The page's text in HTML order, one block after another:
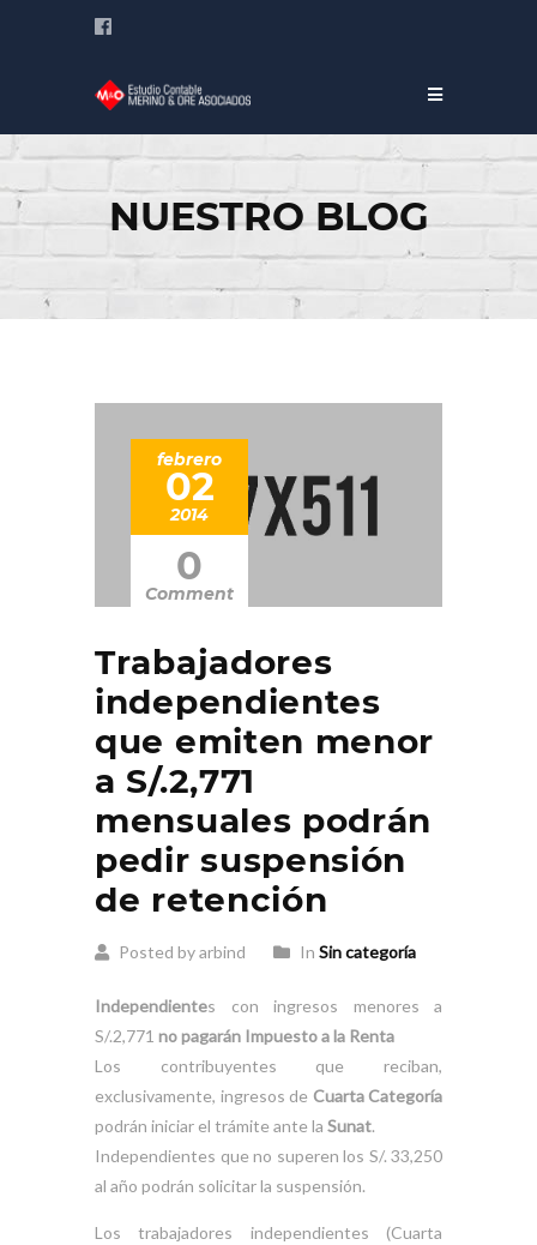
NUESTRO BLOG
febrero
02
2014
0
Comment
Trabajadores
independientes
que emiten menor
a S/.2,771
mensuales podrán
pedir suspensión
de retención
Posted by arbind In Sin categoría
Independientes con ingresos menores a
S/.2,771 no pagarán Impuesto a la Renta
Los contribuyentes que reciban,
exclusivamente, ingresos de Cuarta Categoría
podrán iniciar el trámite ante la Sunat.
Independientes que no superen los S/. 33,250
al año podrán solicitar la suspensión.
Los trabajadores independientes (Cuarta